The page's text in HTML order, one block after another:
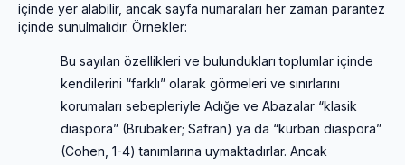
içinde yer alabilir, ancak sayfa numaraları her zaman parantez
içinde sunulmalıdır. Örnekler:
Bu sayılan özellikleri ve bulundukları toplumlar içinde
kendilerini “farklı” olarak görmeleri ve sınırlarını
korumaları sebepleriyle Adığe ve Abazalar “klasik
diaspora” (Brubaker; Safran) ya da “kurban diaspora”
(Cohen, 1-4) tanımlarına uymaktadırlar. Ancak